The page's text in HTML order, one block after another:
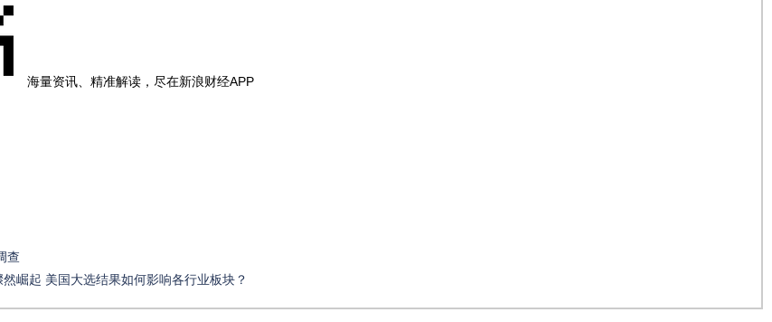
海量资讯、精准解读，尽在新浪财经APP
查
崛起 美国大选结果如何影响各行业板块？